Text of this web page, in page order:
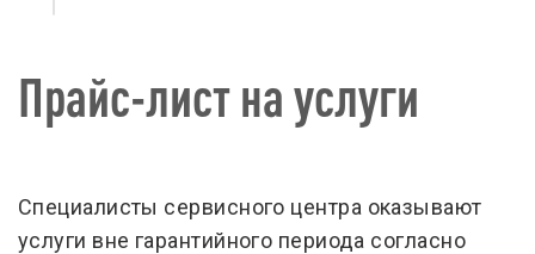
Прайс-лист на услуги
Специалисты сервисного центра оказывают
услуги вне гарантийного периода согласно